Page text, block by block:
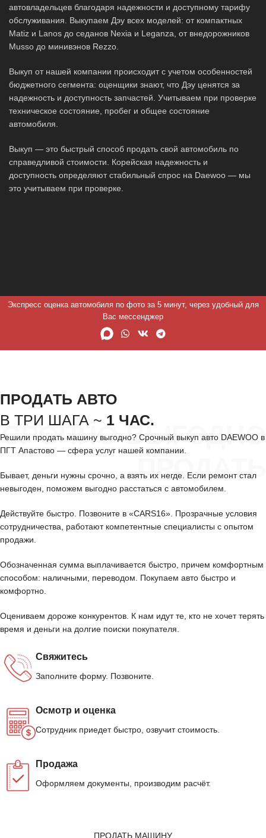
автовладельцев благодаря надежности и доступному тарифу
обслуживания. Выкупаем Дэу всех моделей: от компактных
Matiz и Lanos до седанов Nexia и Leganza, от внедорожников
Musso до минивэнов Rezzo.
Выкуп от нашей компании происходит с учетом особенностей
бюджетного сегмента: оценщики знают, что Дэу ценятся за
надежность и доступность запчастей. Учитываем при проверке
техническое состояние, пробег и общее состояние
автомобиля.
Выкуп — это быстрый способ продать свой автомобиль по
справедливой стоимости. Корейская надежность и
доступность определяют стабильный спрос на Daewoo — мы
это учитываем при проверке.
Экспресс оценка автомобиля по фото за 5 минут, через удобный для
Вас мессенджер
СРОЧНО ВЫГОДНО
ПРОДАТЬ
ПРОДАТЬ АВТО
В ТРИ ШАГА ~ 1 ЧАС.
Решили продать машину выгодно? Срочный выкуп авто DAEWOO в
ПГТ Апастово — сфера услуг нашей компании.
Бывает, деньги нужны срочно, а взять их негде. Если ремонт стал
невыгоден, поможем выгодно расстаться с автомобилем.
Действуйте быстро. Позвоните в «CARS16». Прозрачные условия
сотрудничества, работают компетентные специалисты с опытом
продажи.
Обозначенная сумма выплачивается быстро, причем комфортным
способом: наличными, переводом. Покупаем авто быстро и
комфортно.
Оцениваем дороже конкурентов. К нам идут те, кто не хочет терять
время и деньги на долгие поиски покупателя.
Свяжитесь
Заполните форму. Позвоните.
Осмотр и оценка
Сотрудник приедет быстро, озвучит стоимость.
Продажа
Оформляем документы, производим расчёт.
ПРОДАТЬ МАШИНУ